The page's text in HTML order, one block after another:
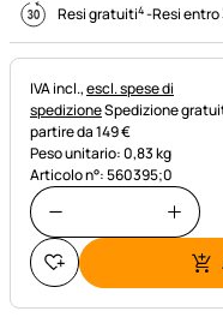
Resi gratuiti4-Resi entro
Informazioni fiscali:
IVA incl.,escl. spese di
spedizioneSpedizione
partire da 149 €
Peso unitario: 0,83 kg
Articolo n°: 560395;0